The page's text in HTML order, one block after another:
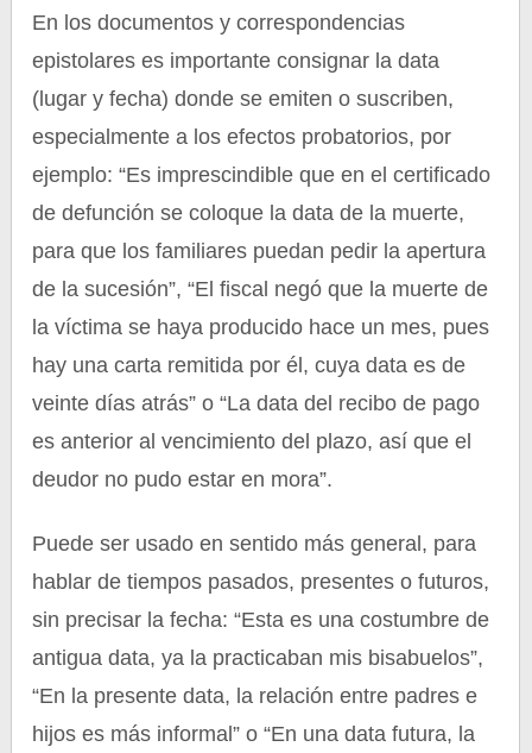
En los documentos y correspondencias
epistolares es importante consignar la data
(lugar y fecha) donde se emiten o suscriben,
especialmente a los efectos probatorios, por
ejemplo: “Es imprescindible que en el certificado
de defunción se coloque la data de la muerte,
para que los familiares puedan pedir la apertura
de la sucesión”, “El fiscal negó que la muerte de
la víctima se haya producido hace un mes, pues
hay una carta remitida por él, cuya data es de
veinte días atrás” o “La data del recibo de pago
es anterior al vencimiento del plazo, así que el
deudor no pudo estar en mora”.
Puede ser usado en sentido más general, para
hablar de tiempos pasados, presentes o futuros,
sin precisar la fecha: “Esta es una costumbre de
antigua data, ya la practicaban mis bisabuelos”,
“En la presente data, la relación entre padres e
hijos es más informal” o “En una data futura, la